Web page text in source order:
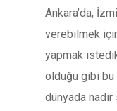
Ankara’da,
verebilmek
yapmak
olduğu gibi bu
dünyada